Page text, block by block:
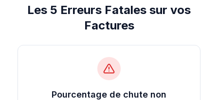
Les 5 Erreurs Fatales sur vos
Factures
Pourcentage de chute non